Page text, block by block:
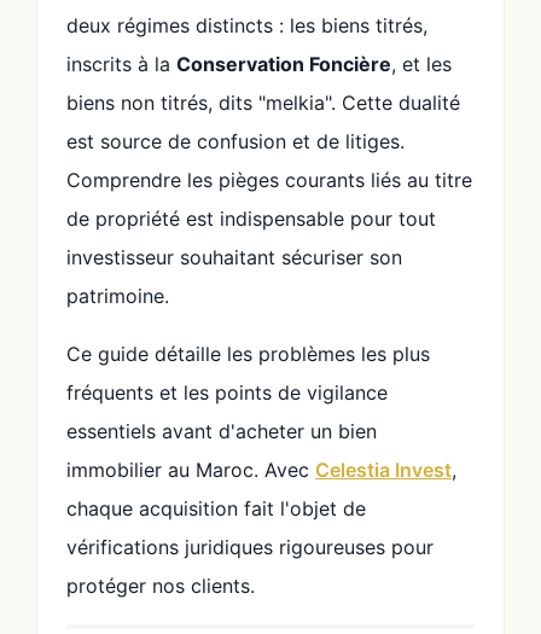
deux régimes distincts : les biens titrés,
inscrits à la Conservation Foncière, et les
biens non titrés, dits "melkia". Cette dualité
est source de confusion et de litiges.
Comprendre les pièges courants liés au titre
de propriété est indispensable pour tout
investisseur souhaitant sécuriser son
patrimoine.
Ce guide détaille les problèmes les plus
fréquents et les points de vigilance
essentiels avant d'acheter un bien
immobilier au Maroc. Avec Celestia Invest,
chaque acquisition fait l'objet de
vérifications juridiques rigoureuses pour
protéger nos clients.